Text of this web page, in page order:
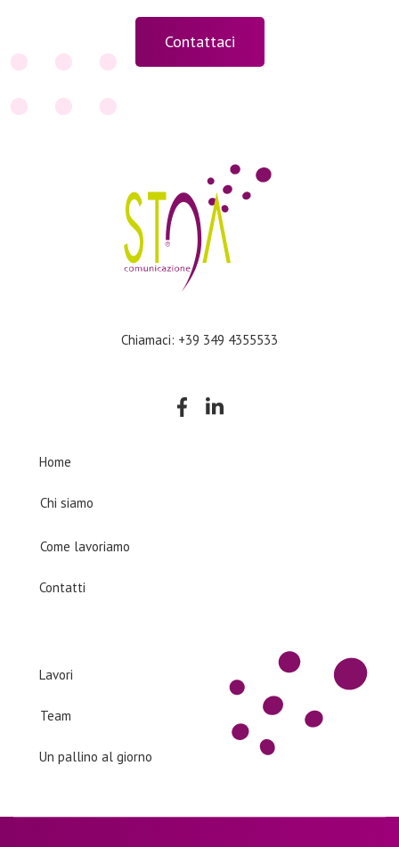
Contattaci
Chiamaci: +39 349 4355533
Home
Chi siamo
Come lavoriamo
Contatti
Lavori
Team
Un pallino al giorno